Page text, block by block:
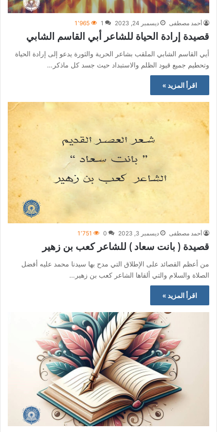
أحمد مصطفى ديسمبر 24, 2023 1 1٬965
قصيدة إرادة الحياة للشاعر أبي القاسم الشابي
أيي القاسم الشابي الملقب بشاعر الحرية والثورة يدعو إلى إرادة الحياة
وتحطيم جميع قيود الظلم والاستبداد حيث جسد كل ماذكر…
اقرأ المزيد »
أحمد مصطفى ديسمبر 3, 2023 0 1٬751
قصيدة ( بانت سعاد ) للشاعر كعب بن زهير
من أعظم القصائد على الإطلاق التي مدح بها سيدنا محمد عليه أفضل
الصلاة والسلام والتي ألقاها الشاعر كعب بن زهير…
اقرأ المزيد »